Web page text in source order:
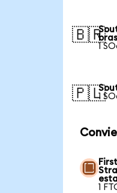
🇧🇷
1
🇵🇱
1
1